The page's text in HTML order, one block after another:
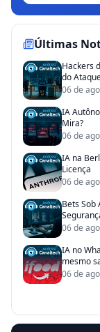
Últimas
Hackers
do
06 de
IA
Mira?
06 de
IA na
Licença
06 de
Bets Sob
06 de
IA no
mesmo
06 de